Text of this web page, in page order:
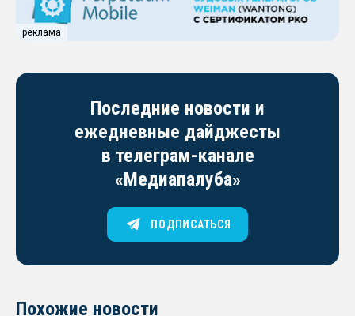
реклама
Последние новости и
ежедневные дайджесты
в телеграм-канале
«Медиапалуба»
ПОДПИСАТЬСЯ
Похожие новости